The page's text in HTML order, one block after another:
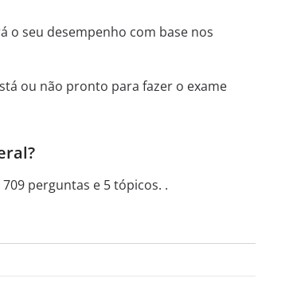
o seu desempenho com base nos
ou não pronto para fazer o exame
perguntas e 5 tópicos. .